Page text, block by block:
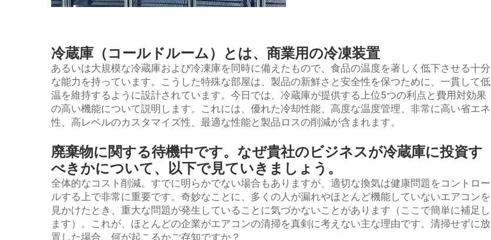
冷蔵庫（コールドルーム）とは、商業用の冷凍装置
あるいは大規模な冷蔵庫および冷凍庫を同時に備えたもので、食品の温度を著しく低下させる十分
な能力を持っています。こうした特殊な部屋は、製品の新鮮さと安全性を保つために、一貫して低
温を維持するように設計されています。今日では、冷蔵庫が提供する上位5つの利点と費用対効果
の高い機能について説明します。これには、優れた冷却性能、高度な温度管理、非常に高い省エネ
性、高レベルのカスタマイズ性、最適な性能と製品ロスの削減が含まれます。
廃棄物に関する待機中です。なぜ貴社のビジネスが冷蔵庫に投資す
べきかについて、以下で見ていきましょう。
全体的なコスト削減。すでに明らかでない場合もありますが、適切な換気は健康問題をコントロー
ルする上で非常に重要です。奇妙なことに、多くの人が漏れやほとんど機能していないエアコンを
見かけたとき、重大な問題が発生していることに気づかないことがあります（ここで簡単に補足し
ます）。これが、ほとんどの企業がエアコンの清掃を真剣に考えない主な理由です。清掃せずに放
置した場合、何が起こるかご存知ですか？